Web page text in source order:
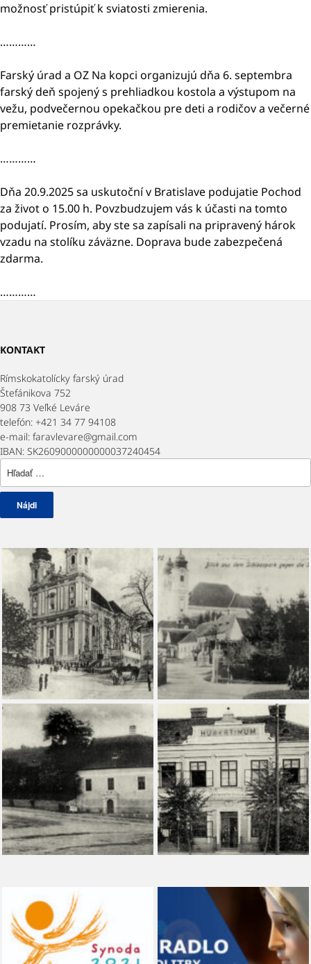
možnosť pristúpiť k sviatosti zmierenia.
…………
Farský úrad a OZ Na kopci organizujú dňa 6. septembra
farský deň spojený s prehliadkou kostola a výstupom na
vežu, podvečernou opekačkou pre deti a rodičov a večerné
premietanie rozprávky.
…………
Dňa 20.9.2025 sa uskutoční v Bratislave podujatie Pochod
za život o 15.00 h. Povzbudzujem vás k účasti na tomto
podujatí. Prosím, aby ste sa zapísali na pripravený hárok
vzadu na stolíku záväzne. Doprava bude zabezpečená
zdarma.
…………
KONTAKT
Rímskokatolícky farský úrad
Štefánikova 752
908 73 Veľké Leváre
telefón: +421 34 77 94108
e-mail: faravlevare@gmail.com
IBAN: SK2609000000000037240454